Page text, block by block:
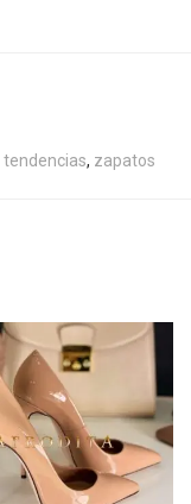
tendencias, zapatos